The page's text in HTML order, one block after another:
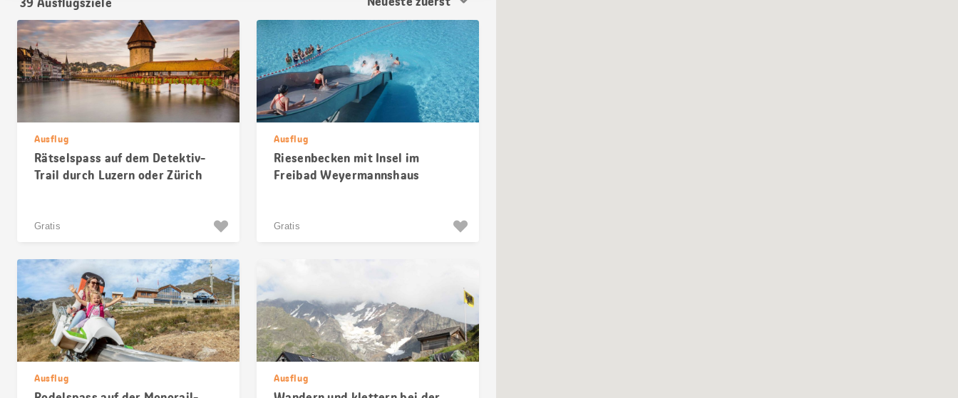
Ausflug
Rätselspass auf dem Detektiv-
Trail durch Luzern oder Zürich
Gratis
Ausflug
Riesenbecken mit Insel im
Freibad Weyermannshaus
Gratis
Ausflug Ausflug